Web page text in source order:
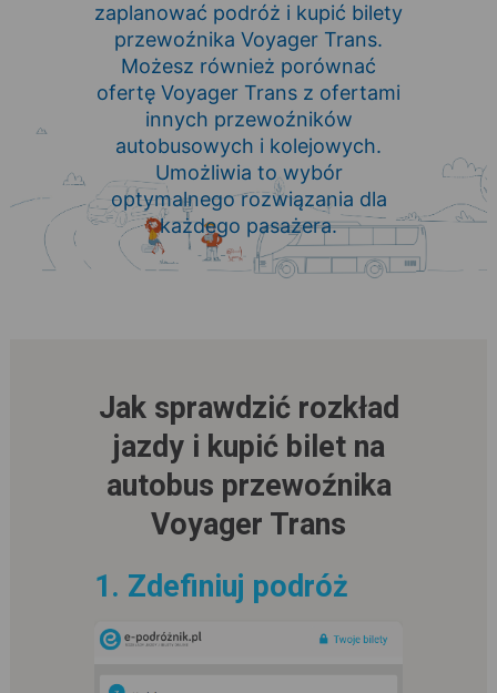
zaplanować podróż i kupić bilety
przewoźnika Voyager Trans.
Możesz również porównać
ofertę Voyager Trans z ofertami
innych przewoźników
autobusowych i kolejowych.
Umożliwia to wybór
optymalnego rozwiązania dla
każdego pasażera.
Jak sprawdzić rozkład
jazdy i kupić bilet na
autobus przewoźnika
Voyager Trans
1. Zdefiniuj podróż